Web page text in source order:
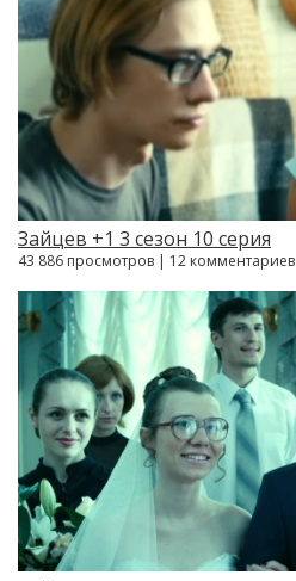
Зайцев +1 3 сезон 10 серия
43 886 просмотров | 12 комментариев